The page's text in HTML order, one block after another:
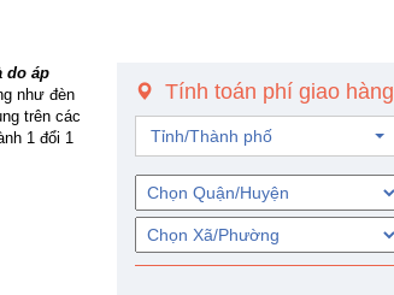
do áp
như đèn
trên các
1 đổi 1
Tính toán phí giao hàng
Tỉnh/Thành phố